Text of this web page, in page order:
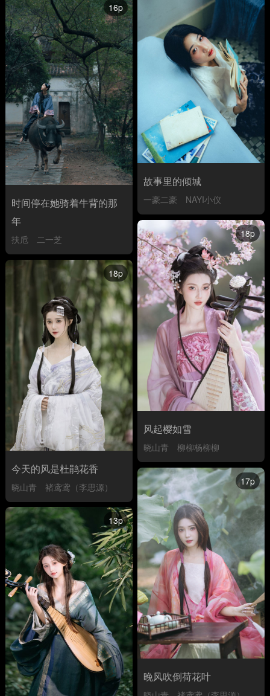
故事里的倾城
一豪二豪 NAYI小仪
16p
时间停在她骑着牛背的那
年
扶卮 二一芝
18p
风起樱如雪
晓山青 柳柳杨柳柳
18p
今天的风是杜鹃花香
晓山青 褚鸢鸢（李思源）
17p
晚风吹倒荷花叶
13p